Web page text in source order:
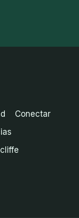
Conectar